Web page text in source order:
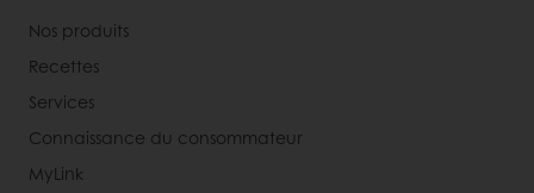
Nos produits
Recettes
Services
Connaissance du consommateur
MyLink